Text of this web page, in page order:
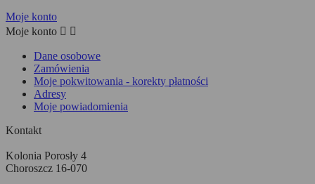
Moje konto
Moje konto  
Dane osobowe
Zamówienia
Moje pokwitowania - korekty płatności
Adresy
Moje powiadomienia
Kontakt
Kolonia Porosły 4
Choroszcz 16-070